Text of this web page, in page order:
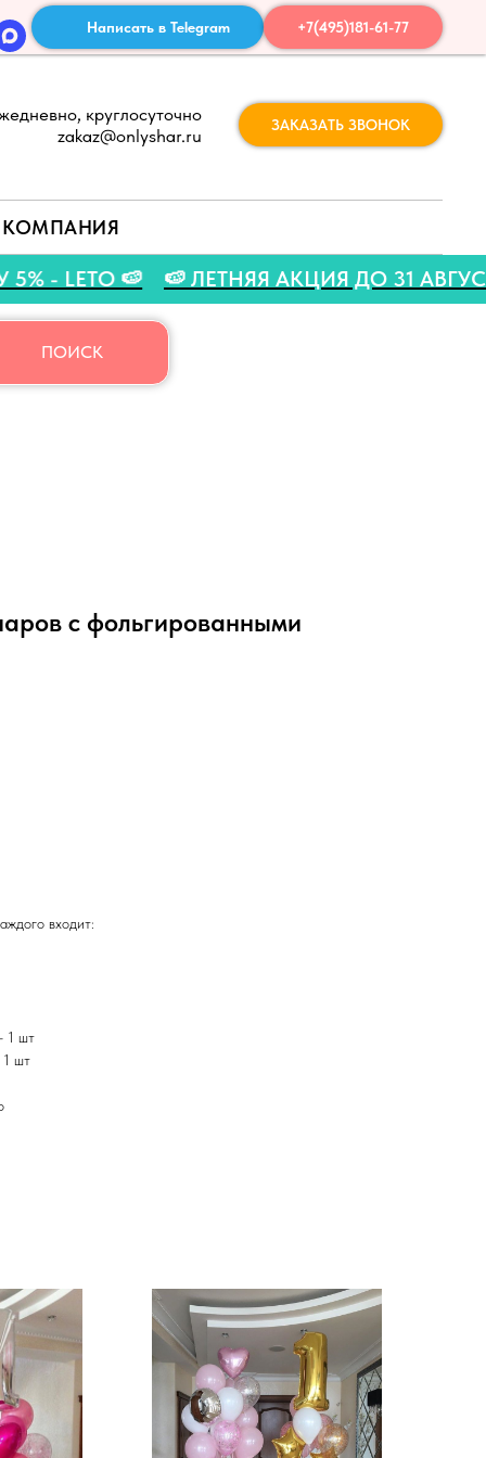
Написать в Telegram +7(495)181-61-77
круглосуточно
zakaz@onlyshar.ru
ЗАКАЗАТЬ ЗВОНОК
КОМПАНИЯ
5% - LETO 🍉 🍉 ЛЕТНЯЯ АКЦИЯ ДО
ПОИСК
с фольгированными
входит:
1 шт
1 шт